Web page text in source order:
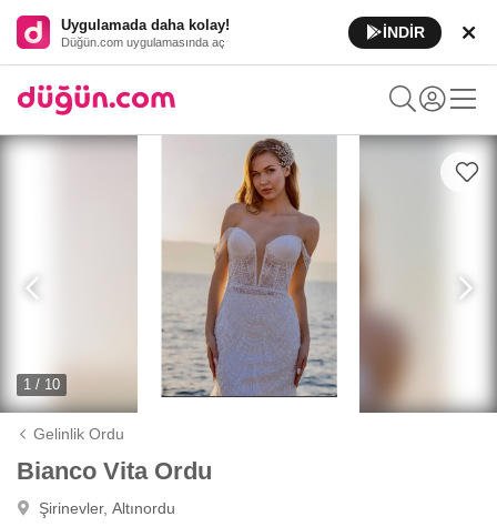
Uygulamada daha kolay!
Düğün.com uygulamasında aç
İNDİR
1 / 10
Gelinlik Ordu
Bianco Vita Ordu
Şirinevler, Altınordu